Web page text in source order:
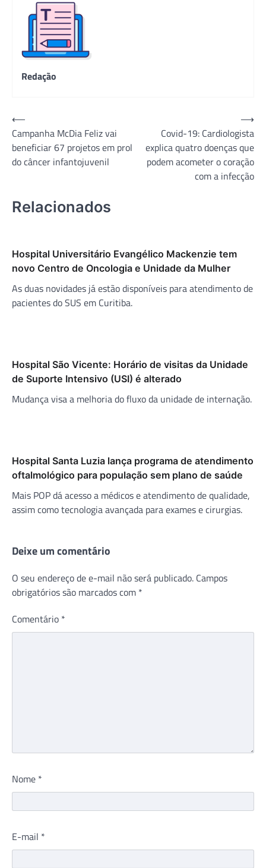
Redação
Navegação
de
Post
⟵
Campanha McDia Feliz vai
beneficiar 67 projetos em prol
do câncer infantojuvenil
Covid-19: Cardiologista
explica quatro doenças que
podem acometer o coração
com a infecção
⟶
Relacionados
Hospital Universitário Evangélico Mackenzie tem
novo Centro de Oncologia e Unidade da Mulher
As duas novidades já estão disponíveis para atendimento de
pacientes do SUS em Curitiba.
Hospital São Vicente: Horário de visitas da Unidade
de Suporte Intensivo (USI) é alterado
Mudança visa a melhoria do fluxo da unidade de internação.
Hospital Santa Luzia lança programa de atendimento
oftalmológico para população sem plano de saúde
Mais POP dá acesso a médicos e atendimento de qualidade,
assim como tecnologia avançada para exames e cirurgias.
Deixe um comentário
O seu endereço de e-mail não será publicado. Campos
obrigatórios são marcados com *
Comentário *
Nome *
E-mail *